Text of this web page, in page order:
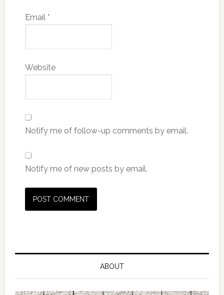
Email *
Website
Notify me of follow-up comments by email.
Notify me of new posts by email.
ABOUT